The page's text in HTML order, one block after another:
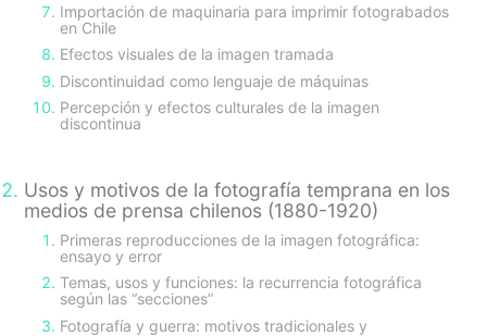
Importación de maquinaria para imprimir fotograbados
en Chile
Efectos visuales de la imagen tramada
Discontinuidad como lenguaje de máquinas
Percepción y efectos culturales de la imagen
discontinua
Usos y motivos de la fotografía temprana en los
medios de prensa chilenos (1880-1920)
Primeras reproducciones de la imagen fotográfica:
ensayo y error
Temas, usos y funciones: la recurrencia fotográfica
según las “secciones”
Fotografía y guerra: motivos tradicionales y